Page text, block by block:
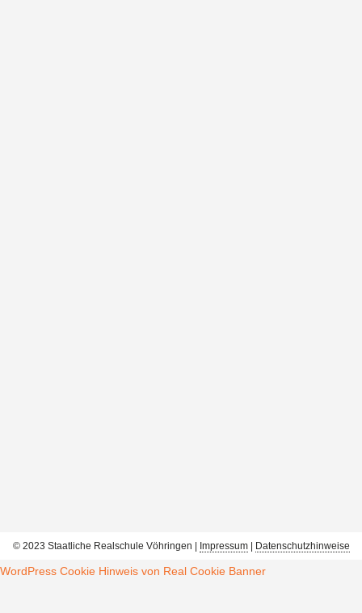
© 2023 Staatliche Realschule Vöhringen | Impressum| Datenschutzhinweise
WordPress Cookie Hinweis von Real Cookie Banner